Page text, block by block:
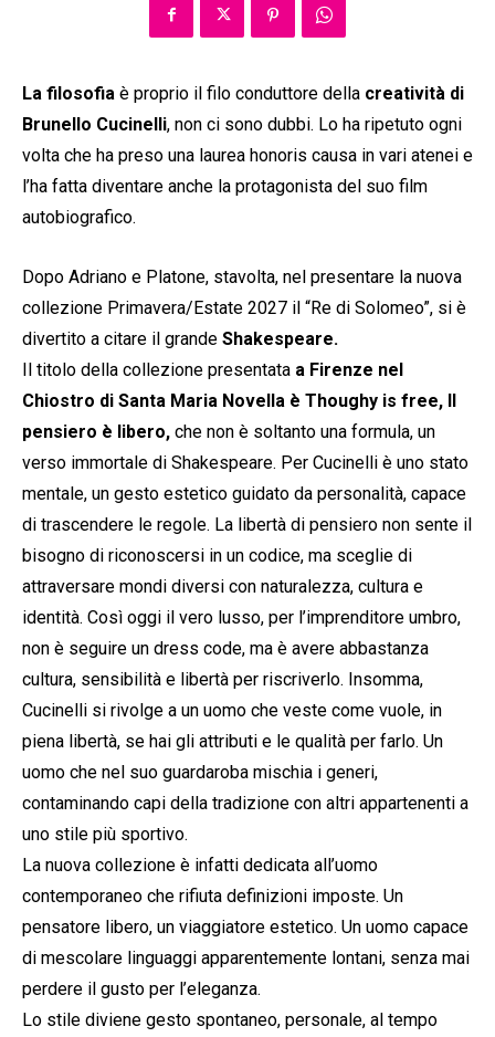
La filosofia è proprio il filo conduttore della creatività di
Brunello Cucinelli, non ci sono dubbi. Lo ha ripetuto ogni
volta che ha preso una laurea honoris causa in vari atenei e
l’ha fatta diventare anche la protagonista del suo film
autobiografico.
Dopo Adriano e Platone, stavolta, nel presentare la nuova
collezione Primavera/Estate 2027 il “Re di Solomeo”, si è
divertito a citare il grande Shakespeare.
Il titolo della collezione presentata a Firenze nel
Chiostro di Santa Maria Novella è Thoughy is free, Il
pensiero è libero, che non è soltanto una formula, un
verso immortale di Shakespeare. Per Cucinelli è uno stato
mentale, un gesto estetico guidato da personalità, capace
di trascendere le regole. La libertà di pensiero non sente il
bisogno di riconoscersi in un codice, ma sceglie di
attraversare mondi diversi con naturalezza, cultura e
identità. Così oggi il vero lusso, per l’imprenditore umbro,
non è seguire un dress code, ma è avere abbastanza
cultura, sensibilità e libertà per riscriverlo. Insomma,
Cucinelli si rivolge a un uomo che veste come vuole, in
piena libertà, se hai gli attributi e le qualità per farlo. Un
uomo che nel suo guardaroba mischia i generi,
contaminando capi della tradizione con altri appartenenti a
uno stile più sportivo.
La nuova collezione è infatti dedicata all’uomo
contemporaneo che rifiuta definizioni imposte. Un
pensatore libero, un viaggiatore estetico. Un uomo capace
di mescolare linguaggi apparentemente lontani, senza mai
perdere il gusto per l’eleganza.
Lo stile diviene gesto spontaneo, personale, al tempo